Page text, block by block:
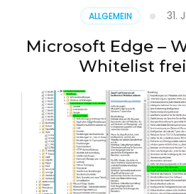
ALLGEMEIN 31.
Microsoft Edge –
Whitelist